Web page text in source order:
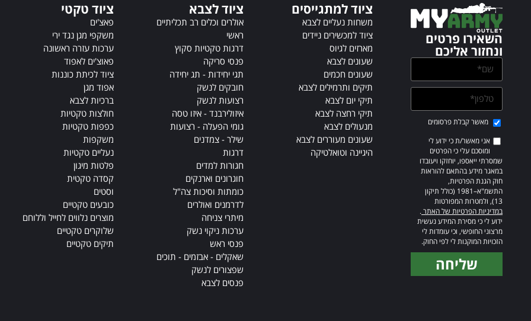
e
:
e
השאירו פרטים
ונחזור אליכם
מאשר קבלת פרסומים
אני מאשר/ת כי ידוע לי
ומוסכם עלי כי הפרטים
שמסרתי ייאספו, יוחזקו ויעובדו
במאגר מידע בהתאם להוראות
חוק הגנת הפרטיות,
התשמ"א–1981 (כולל תיקון
13), ולמטרות המפורטות
במדיניות הפרטיות של האתר.
ידוע לי כי מסירת המידע נעשית
מרצוני החופשי, וכי עומדות לי
הזכויות המוקנות לי לפי החוק.
שליחה
ציוד למתגייסים
משחות נעליים לצבא
ציוד למכשירים ניידים
מארזים לגיוס
שעונים לצבא
שעונים חכמים
תיקים ותרמילים לצבא
תיקי יום לצבא
תיקי רחצה לצבא
מנעולים לצבא
שעונים מעוררים לצבא
היגיינה וטואלטיקה
ציוד לצבא
אולרים וכלים רב תכליתיים
ראשי
דרגות טקטיות סקוץ
פנסי סריקה
תגי יחידות - תג יחידה
חובקים לנשק
רצועות לנשק
איזולירבנד - איזו טסה
גומי הפעלה - רצועות
שילר - צמדנים
דרגות
חגורות למדים
חוגרונים וארנקים
כומתות וסיכות צה"ל
לדרמנים ואולרים
מיתרי צניחה
ערכות ניקוי נשק
פנסי ראש
שאקלים - אבזמים - תוכים
שפצורים לנשק
פנסים לצבא
ציוד טקטי
פאצ'ים
משקפי מגן נגד ירי
ערכות עזרה ראשונה
פאוצ'ים לאפוד
ציוד לכיתת כוננות
אפוד מגן
ברכיות לצבא
חולצות טקטיות
כפפות טקטיות
משקפות
נעליים טקטיות
פלטות מיגון
קסדה טקטית
וסטים
כובעים טקטיים
מוצרים נלווים לחייל וללוחם
שלוקרים טקטיים
תיקים טקטיים